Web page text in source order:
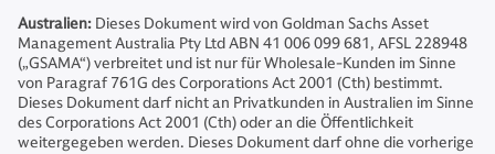
Australien: Dieses Dokument wird von Goldman Sachs Asset
Management Australia Pty Ltd ABN 41 006 099 681, AFSL 228948
(„GSAMA“) verbreitet und ist nur für Wholesale-Kunden im Sinne
von Paragraf 761G des Corporations Act 2001 (Cth) bestimmt.
Dieses Dokument darf nicht an Privatkunden in Australien im Sinne
des Corporations Act 2001 (Cth) oder an die Öffentlichkeit
weitergegeben werden. Dieses Dokument darf ohne die vorherige